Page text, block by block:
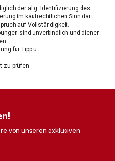
der allg. Identifizierung des
im kaufrechtlichen Sinn dar.
auf Vollständigkeit.
sind unverbindlich und dienen
für Tipp u.
zu prüfen.
von unseren exklusiven